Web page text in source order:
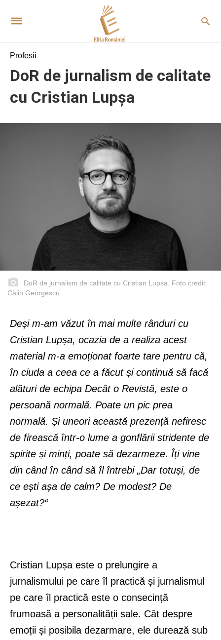
Profesii
DoR de jurnalism de calitate
cu Cristian Lupșa
DoR de jurnalism de calitate cu Cristian Lupșa. Foto credit:
Călin Georgescu
Deși m-am văzut în mai multe rânduri cu
Cristian Lupșa, ocazia de a realiza acest
material m-a emoționat foarte tare pentru că,
în ciuda a ceea ce a făcut și continuă să facă
alături de echipa Decât o Revistă, este o
persoană normală. Poate un pic prea
normală. Și uneori această prezență nefiresc
de firească într-o lume a gonflării stridente de
spirite și minți, poate să dezarmeze. Îți vine
din când în când să îl întrebi „Dar totuși, de
ce ești așa de calm? De modest? De
așezat?“
Cristian Lupșa este o prelungire a
jurnalismului pe care îl practică și jurnalismul
pe care îl practică este o consecință
frumoasă a personalității sale. Cât despre
emoții și posibila dezarmare, ele durează sub